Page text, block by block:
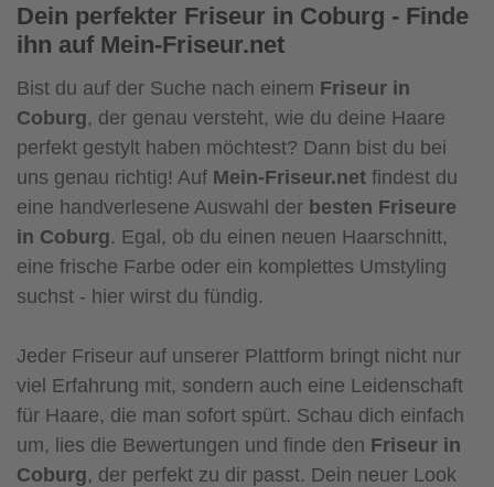
Dein perfekter Friseur in Coburg - Finde
ihn auf Mein-Friseur.net
Bist du auf der Suche nach einem Friseur in
Coburg, der genau versteht, wie du deine Haare
perfekt gestylt haben möchtest? Dann bist du bei
uns genau richtig! Auf Mein-Friseur.net findest du
eine handverlesene Auswahl der besten Friseure
in Coburg. Egal, ob du einen neuen Haarschnitt,
eine frische Farbe oder ein komplettes Umstyling
suchst - hier wirst du fündig.
Jeder Friseur auf unserer Plattform bringt nicht nur
viel Erfahrung mit, sondern auch eine Leidenschaft
für Haare, die man sofort spürt. Schau dich einfach
um, lies die Bewertungen und finde den Friseur in
Coburg, der perfekt zu dir passt. Dein neuer Look